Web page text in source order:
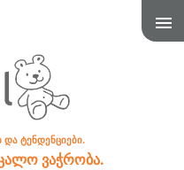
და ტენდენციები.
ვაჭრობა.